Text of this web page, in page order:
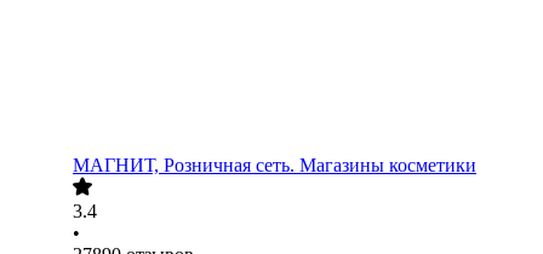
МАГНИТ, Розничная сеть. Магазины косметики
3.4
•